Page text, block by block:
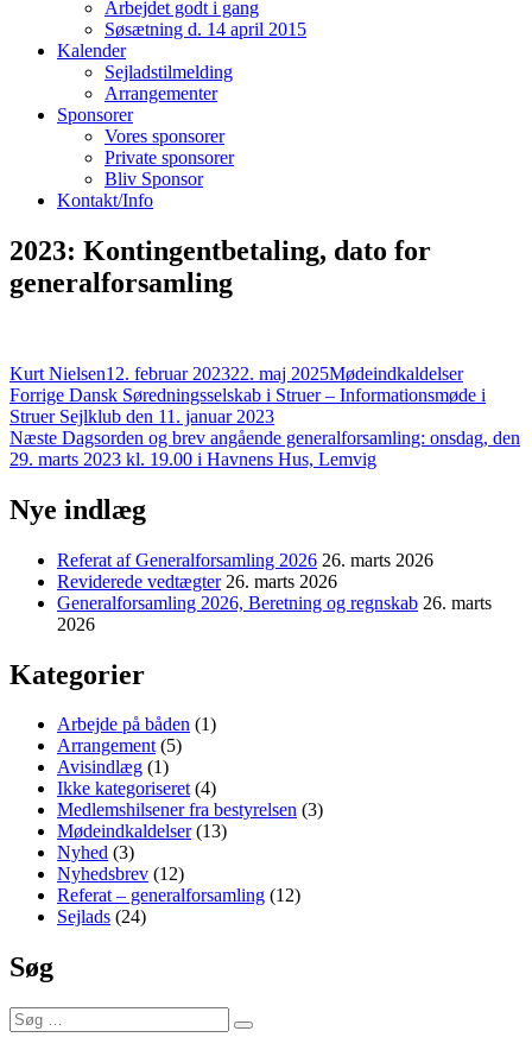
Arbejdet godt i gang
Søsætning d. 14 april 2015
Kalender
Sejladstilmelding
Arrangementer
Sponsorer
Vores sponsorer
Private sponsorer
Bliv Sponsor
Kontakt/Info
2023: Kontingentbetaling, dato for
generalforsamling
Forfatter
Kurt NielsenUdgivet
12. februar 202322. maj 2025Kategorier
Mødeindkaldelser
Indlægsnavigation
Forrige Forrige
indlæg:
Dansk Søredningsselskab i Struer – Informationsmøde i
Struer Sejlklub den 11. januar 2023
Næste Næste
indlæg:
Dagsorden og brev angående generalforsamling: onsdag, den
29. marts 2023 kl. 19.00 i Havnens Hus, Lemvig
Nye indlæg
Referat af Generalforsamling 2026 26. marts 2026
Reviderede vedtægter 26. marts 2026
Generalforsamling 2026, Beretning og regnskab 26. marts
2026
Kategorier
Arbejde på båden (1)
Arrangement(5)
Avisindlæg (1)
Ikke kategoriseret(4)
Medlemshilsener fra bestyrelsen (3)
Mødeindkaldelser(13)
Nyhed (3)
Nyhedsbrev (12)
Referat – generalforsamling (12)
Sejlads (24)
Søg
Søg
efter:
Søg